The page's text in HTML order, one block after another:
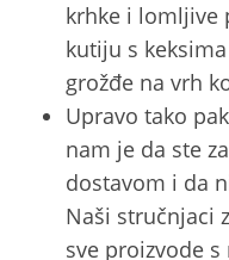
krhke i lomljive
kutiju s
grožđe na vrh
Upravo tako
nam je da ste
dostavom i da
Naši stručnjaci
sve proizvode s